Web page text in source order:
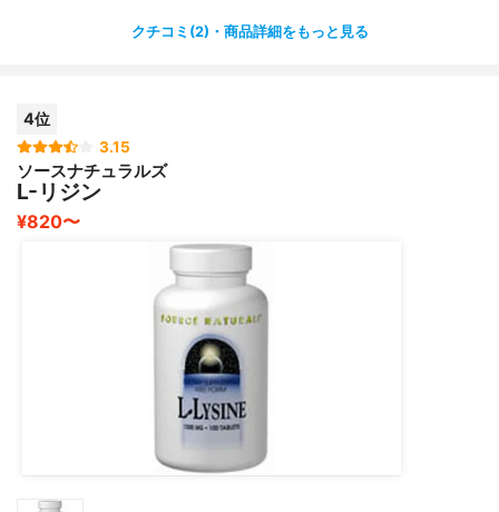
の働きがきちんとできないらしく
あと、あまり大量に服用するとお腹を壊す方もいるような
ので
症状に合わせて量を調節することも大事かと思います。
クチコミ(2)・商品詳細をもっと見る
4位
3.15
ソースナチュラルズ
L-リジン
¥820〜